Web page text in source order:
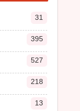
31
395
527
218
13